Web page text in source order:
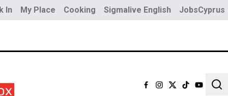
In My Place Cooking Sigmalive English JobsCyprus